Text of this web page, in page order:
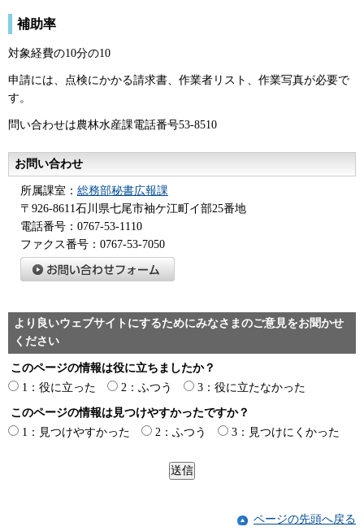
補助率
対象経費の10分の10
申請には、点検にかかる請求書、作業者リスト、作業写真が必要で
す。
問い合わせは農林水産課電話番号53-8510
お問い合わせ
所属課室： 総務部秘書広報課
〒926-8611石川県七尾市袖ケ江町イ部25番地
電話番号：0767-53-1110
ファクス番号：0767-53-7050
より良いウェブサイトにするためにみなさまのご意見をお聞かせ
ください
このページの情報は役に立ちましたか？
1：役に立った
2：ふつう 3：役に立たなかった
このページの情報は見つけやすかったですか？
1：見つけやすかった
2：ふつう 3：見つけにくかった
ページの先頭へ戻る